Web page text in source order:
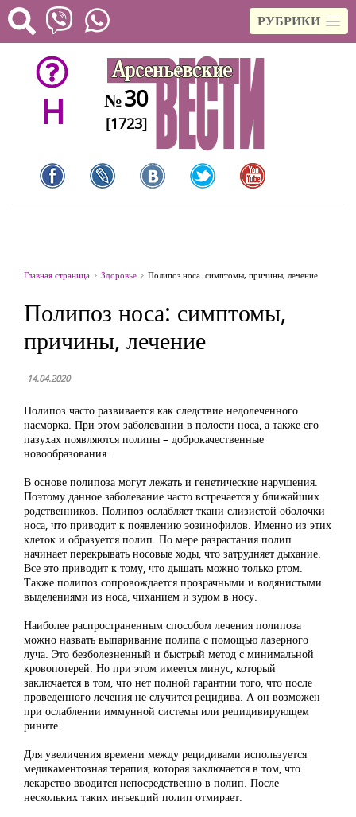
РУБРИКИ
H №30
[1723]
Главная страница Здоровье Полипоз носа: симптомы, причины, лечение
Полипоз носа: симптомы,
причины, лечение
14.04.2020
Полипоз часто развивается как следствие недолеченного
насморка. При этом заболевании в полости носа, а также его
пазухах появляются полипы – доброкачественные
новообразования.
В основе полипоза могут лежать и генетические нарушения.
Поэтому данное заболевание часто встречается у ближайших
родственников. Полипоз ослабляет ткани слизистой оболочки
носа, что приводит к появлению эозинофилов. Именно из этих
клеток и образуется полип. По мере разрастания полип
начинает перекрывать носовые ходы, что затрудняет дыхание.
Все это приводит к тому, что дышать можно только ртом.
Также полипоз сопровождается прозрачными и водянистыми
выделениями из носа, чиханием и зудом в носу.
Наиболее распространенным способом лечения полипоза
можно назвать выпаривание полипа с помощью лазерного
луча. Это безболезненный и быстрый метод с минимальной
кровопотерей. Но при этом имеется минус, который
заключается в том, что нет полной гарантии того, что после
проведенного лечения не случится рецидива. А он возможен
при ослаблении иммунной системы или рецидивирующем
рините.
Для увеличения времени между рецидивами используется
медикаментозная терапия, которая заключается в том, что
лекарство вводится непосредственно в полип. После
нескольких таких инъекций полип отмирает.